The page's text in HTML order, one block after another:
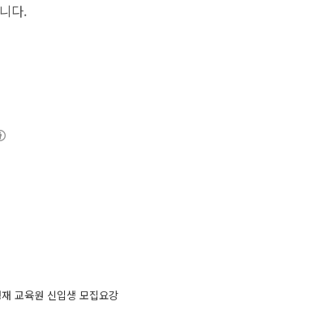
다.
교육원 신입생 모집요강